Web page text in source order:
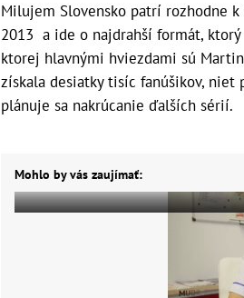
Milujem Slovensko patrí rozhodne k
2013 a ide o najdrahší formát,
ktorej hlavnými hviezdami sú
získala desiatky tisíc fanúšikov, niet
plánuje sa nakrúcanie ďalších sérií.
Mohlo by vás zaujímať: